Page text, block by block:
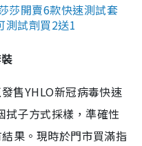
莎開賣6款快速測試套
測試劑買2送1
售YHLO新冠病毒快速
拭子方式採樣，準確性
果。現時於門市買滿指